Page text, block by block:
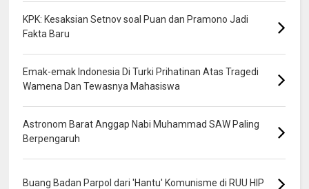
KPK: Kesaksian Setnov soal Puan dan Pramono Jadi
Fakta Baru
Emak-emak Indonesia Di Turki Prihatinan Atas Tragedi
Wamena Dan Tewasnya Mahasiswa
Astronom Barat Anggap Nabi Muhammad SAW Paling
Berpengaruh
Buang Badan Parpol dari 'Hantu' Komunisme di RUU HIP